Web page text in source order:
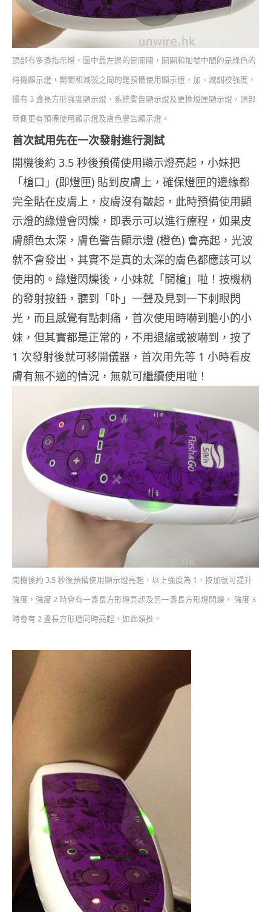
頂部有多盞指示燈，圖中最左邊的是開關，開關和加號中間的是綠色的
待機顯示燈，開關和減號之間的是預備使用顯示燈，加、減調校強度，
還有 3 盞長方形強度顯示燈、系統警告顯示燈及更換燈匣顯示燈，頂部
兩側更有預備使用顯示燈及膚色警告顯示燈。
首次試用先在一次發射進行測試
開機後約 3.5 秒後預備使用顯示燈亮起，小妹把
「槍口」(即燈匣) 貼到皮膚上，確保燈匣的邊緣都
完全貼在皮膚上，皮膚沒有皺起，此時預備使用顯
示燈的綠燈會閃爍，即表示可以進行療程，如果皮
膚顏色太深，膚色警告顯示燈 (橙色) 會亮起，光波
就不會發出，其實不是真的太深的膚色都應該可以
使用的。綠燈閃爍後，小妹就「開槍」啦！按機柄
的發射按鈕，聽到「卟」一聲及見到一下刺眼閃
光，而且感覺有點刺痛，首次使用時嚇到膽小的小
妹，但其實都是正常的，不用退縮或被嚇到，按了
1 次發射後就可移開儀器，首次用先等 1 小時看皮
膚有無不適的情況，無就可繼續使用啦！
開機後約 3.5 秒後預備使用顯示燈亮起，以上強度為 1，按加號可提升
強度，強度 2 時會有一盞長方形燈亮起及另一盞長方形燈閃爍， 強度 3
時會有 2 盞長方形燈同時亮起，如此類推。